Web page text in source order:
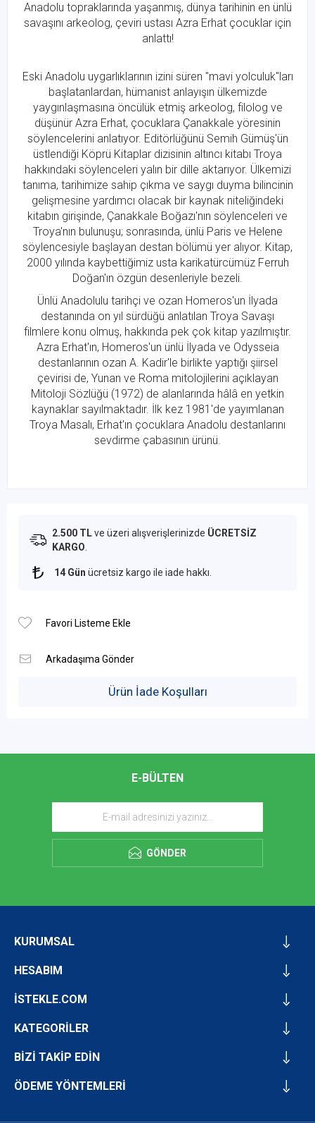
Anadolu topraklarında yaşanmış, dünya tarihinin en ünlü
savaşını arkeolog, çeviri ustası Azra Erhat çocuklar için
anlattı!
Eski Anadolu uygarlıklarının izini süren "mavi yolculuk"ları
başlatanlardan, hümanist anlayışın ülkemizde
yaygınlaşmasına öncülük etmiş arkeolog, filolog ve
düşünür Azra Erhat, çocuklara Çanakkale yöresinin
söylencelerini anlatıyor. Editörlüğünü Semih Gümüş'ün
üstlendiği Köprü Kitaplar dizisinin altıncı kitabı Troya
hakkındaki söylenceleri yalın bir dille aktarıyor. Ülkemizi
tanıma, tarihimize sahip çıkma ve saygı duyma bilincinin
gelişmesine yardımcı olacak bir kaynak niteliğindeki
kitabın girişinde, Çanakkale Boğazı'nın söylenceleri ve
Troya'nın bulunuşu; sonrasında, ünlü Paris ve Helene
söylencesiyle başlayan destan bölümü yer alıyor. Kitap,
2000 yılında kaybettiğimiz usta karikatürcümüz Ferruh
Doğan'ın özgün desenleriyle bezeli.
Ünlü Anadolulu tarihçi ve ozan Homeros'un İlyada
destanında on yıl sürdüğü anlatılan Troya Savaşı
filmlere konu olmuş, hakkında pek çok kitap yazılmıştır.
Azra Erhat'ın, Homeros'un ünlü İlyada ve Odysseia
destanlarının ozan A. Kadir'le birlikte yaptığı şiirsel
çevirisi de, Yunan ve Roma mitolojilerini açıklayan
Mitoloji Sözlüğü (1972) de alanlarında hâlâ en yetkin
kaynaklar sayılmaktadır. İlk kez 1981'de yayımlanan
Troya Masalı, Erhat'ın çocuklara Anadolu destanlarını
sevdirme çabasının ürünü.
2.500 TLve üzeri alışverişlerinizde ÜCRETSİZ
KARGO
14 Gün ücretsiz kargo ile iade hakkı.
Ürün İade Koşulları
E-BÜLTEN
GÖNDER
KURUMSAL
HESABIM
İSTEKLE.COM
KATEGORİLER
BİZİ TAKİP EDİN
ÖDEME YÖNTEMLERİ